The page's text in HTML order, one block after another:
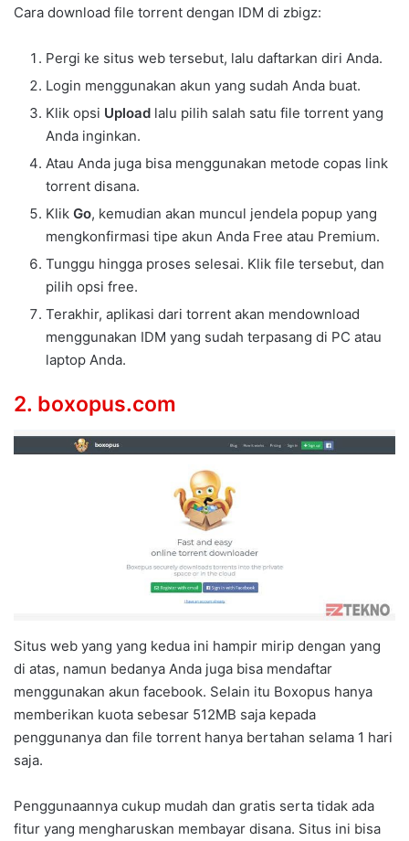
Cara download file torrent dengan IDM di zbigz:
Pergi ke situs web tersebut, lalu daftarkan diri Anda.
Login menggunakan akun yang sudah Anda buat.
Klik opsi Upload lalu pilih salah satu file torrent yang
Anda inginkan.
Atau Anda juga bisa menggunakan metode copas link
torrent disana.
Klik Go, kemudian akan muncul jendela popup yang
mengkonfirmasi tipe akun Anda Free atau Premium.
Tunggu hingga proses selesai. Klik file tersebut, dan
pilih opsi free.
Terakhir, aplikasi dari torrent akan mendownload
menggunakan IDM yang sudah terpasang di PC atau
laptop Anda.
2. boxopus.com
Situs web yang yang kedua ini hampir mirip dengan yang
di atas, namun bedanya Anda juga bisa mendaftar
menggunakan akun facebook. Selain itu Boxopus hanya
memberikan kuota sebesar 512MB saja kepada
penggunanya dan file torrent hanya bertahan selama 1 hari
saja.
Penggunaannya cukup mudah dan gratis serta tidak ada
fitur yang mengharuskan membayar disana. Situs ini bisa